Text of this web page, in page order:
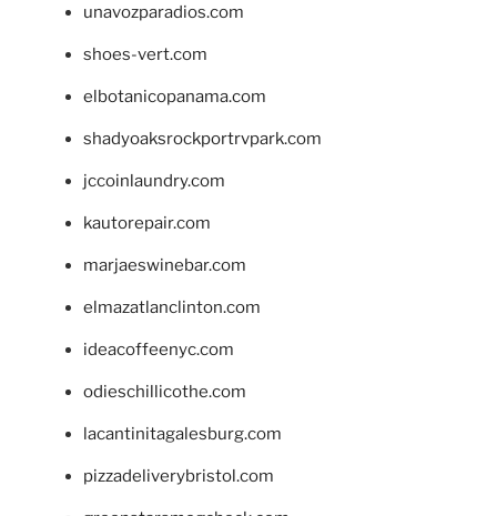
unavozparadios.com
shoes-vert.com
elbotanicopanama.com
shadyoaksrockportrvpark.com
jccoinlaundry.com
kautorepair.com
marjaeswinebar.com
elmazatlanclinton.com
ideacoffeenyc.com
odieschillicothe.com
lacantinitagalesburg.com
pizzadeliverybristol.com